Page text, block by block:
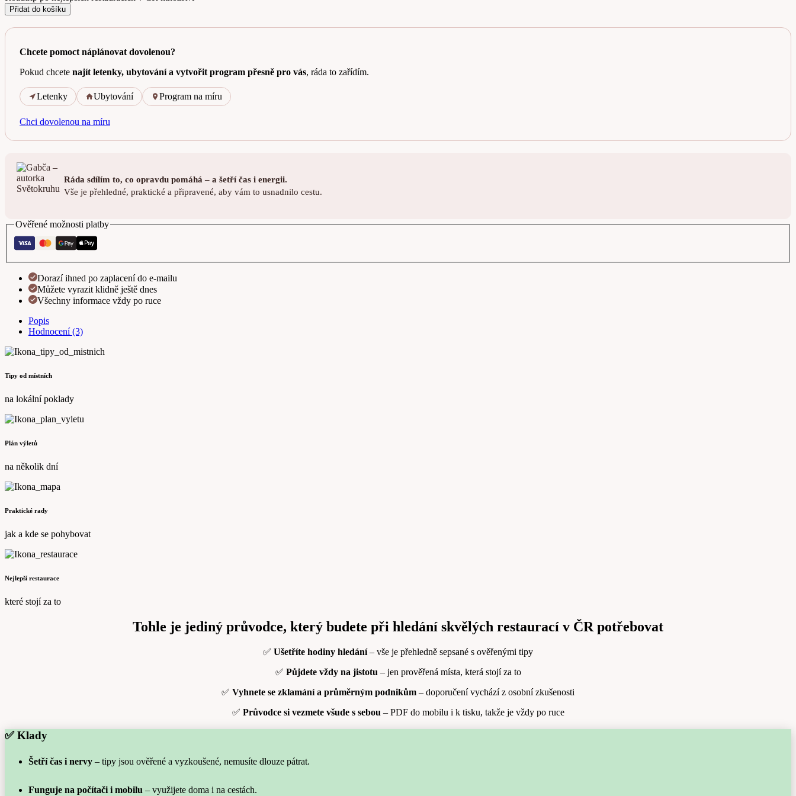
Přidat do košíku
Chcete pomoct náplánovat dovolenou?
Pokud chcete najít letenky, ubytování a vytvořit program přesně pro vás, ráda to zařídím.
Letenky Ubytování Program na míru
Chci dovolenou na míru
Ráda sdílím to, co opravdu pomáhá – a šetří čas i energii.
Vše je přehledné, praktické a připravené, aby vám to usnadnilo cestu.
Ověřené možnosti platby
Dorazí ihned po zaplacení do e-mailu
Můžete vyrazit klidně ještě dnes
Všechny informace vždy po ruce
Popis
Hodnocení (3)
Tipy od místních
na lokální poklady
Plán výletů
na několik dní
Praktické rady
jak a kde se pohybovat
Nejlepší restaurace
které stojí za to
Tohle je jediný průvodce, který budete při hledání skvělých restaurací v ČR potřebovat
✅ Ušetříte hodiny hledání– vše je přehledně sepsané s ověřenými tipy
✅ Půjdete vždy na jistotu – jen prověřená místa, která stojí za to
✅ Vyhnete se zklamání a průměrným podnikům – doporučení vychází z osobní zkušenosti
✅ Průvodce si vezmete všude s sebou – PDF do mobilu i k tisku, takže je vždy po ruce
✅ Klady
Šetří čas i nervy – tipy jsou ověřené a vyzkoušené, nemusíte dlouze pátrat.
Funguje na počítači i mobilu – využijete doma i na cestách.